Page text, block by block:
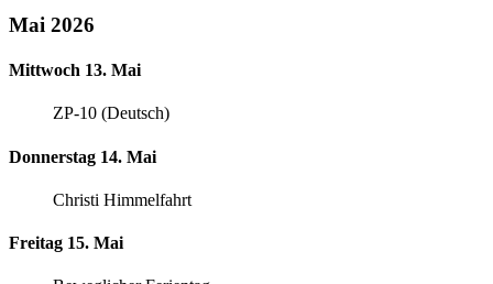
Mai 2026
Mittwoch 13. Mai
ZP-10 (Deutsch)
Donnerstag 14. Mai
Christi Himmelfahrt
Freitag 15. Mai